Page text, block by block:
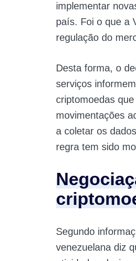
implementar
país. Foi o que a
regulação do
Desta forma, o
serviços
criptomoedas
movimentações
a coletar os
regra tem sido
Segundo
venezuelana diz